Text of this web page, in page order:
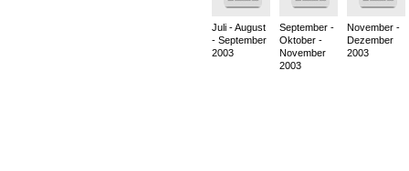
Juli - August
- September
2003
September -
Oktober -
November
2003
November -
Dezember
2003